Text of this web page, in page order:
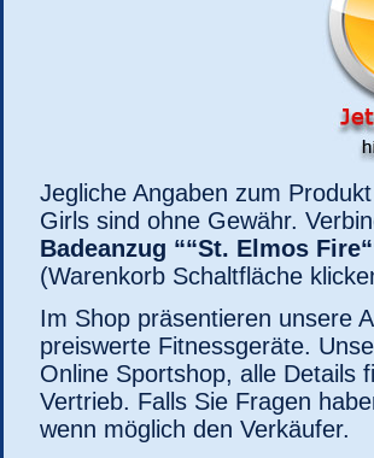
Jegliche Angaben zum
Girls sind ohne Gewähr.
Badeanzug ““St. Elmos
(Warenkorb Schaltfläche
Im Shop präsentieren unsere
preiswerte Fitnessgeräte.
Online Sportshop, alle Details
Vertrieb. Falls Sie Fragen
wenn möglich den Verkäufer.